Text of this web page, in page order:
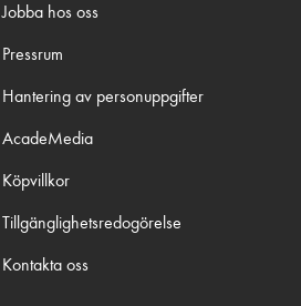
Jobba hos oss
Pressrum
Hantering av personuppgifter
AcadeMedia
Köpvillkor
Tillgänglighetsredogörelse
Kontakta oss